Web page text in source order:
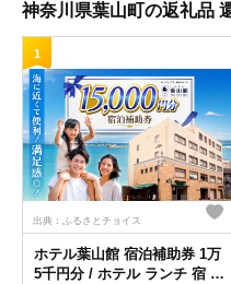
神奈川県葉山町の返礼品
1
出典：ふるさとチョイス
ホテル葉山館 宿泊補助券 1万
5千円分 / ホテル ランチ 宿 森